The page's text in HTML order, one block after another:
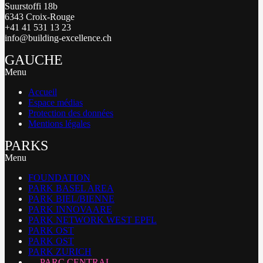
Suurstoffi 18b
6343 Croix-Rouge
+41 41 531 13 23
info@building-excellence.ch
GAUCHE
Menu
Accueil
Espace médias
Protection des données
Mentions légales
PARKS
Menu
FOUNDATION
PARK BASEL AREA
PARK BIEL/BIENNE
PARK INNOVAARE
PARK NETWORK WEST EPFL
PARK OST
PARK OST
PARK ZURICH